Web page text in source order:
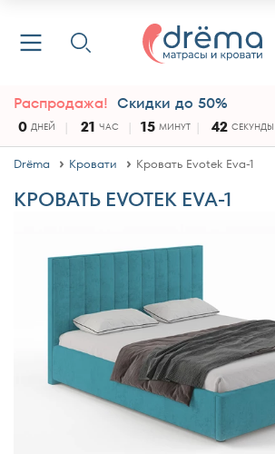
Распродажа! Скидки до 50%
0 ДНЕЙ 21 ЧАС 15 МИНУТ 41 СЕКУНДА
Drёma Кровати Кровать Evotek Eva-1
КРОВАТЬ EVOTEK EVA-1